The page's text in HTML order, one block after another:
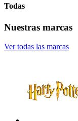
Todas
Nuestras marcas
Ver todas las marcas